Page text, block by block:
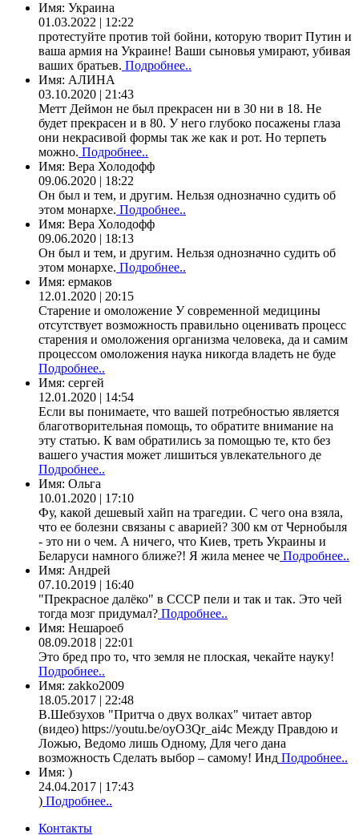
Имя: Украина
01.03.2022 | 12:22
протестуйте против той бойни, которую творит Путин и
ваша армия на Украине! Ваши сыновья умирают, убивая
ваших братьев. Подробнее..
Имя: АЛИНА
03.10.2020 | 21:43
Метт Деймон не был прекрасен ни в 30 ни в 18. Не
будет прекрасен и в 80. У него глубоко посажены глаза
они некрасивой формы так же как и рот. Но терпеть
можно. Подробнее..
Имя: Вера Холодофф
09.06.2020 | 18:22
Он был и тем, и другим. Нельзя однозначно судить об
этом монархе. Подробнее..
Имя: Вера Холодофф
09.06.2020 | 18:13
Он был и тем, и другим. Нельзя однозначно судить об
этом монархе. Подробнее..
Имя: ермаков
12.01.2020 | 20:15
Старение и омоложение У современной медицины
отсутствует возможность правильно оценивать процесс
старения и омоложения организма человека, да и самим
процессом омоложения наука никогда владеть не буде
Подробнее..
Имя: сергей
12.01.2020 | 14:54
Если вы понимаете, что вашей потребностью является
благотворительная помощь, то обратите внимание на
эту статью. К вам обратились за помощью те, кто без
вашего участия может лишиться увлекательного де
Подробнее..
Имя: Ольга
10.01.2020 | 17:10
Фу, какой дешевый хайп на трагедии. С чего она взяла,
что ее болезни связаны с аварией? 300 км от Чернобыля
- это ни о чем. А ничего, что Киев, треть Украины и
Беларуси намного ближе?! Я жила менее че Подробнее..
Имя: Андрей
07.10.2019 | 16:40
"Прекрасное далёко" в СССР пели и так и так. Это чей
тогда мозг придумал? Подробнее..
Имя: Нешароеб
08.09.2018 | 22:01
Это бред про то, что земля не плоская, чекайте науку!
Подробнее..
Имя: zakko2009
18.05.2017 | 22:48
В.Шебзухов "Притча о двух волках" читает автор
(видео) https://youtu.be/oyO3Qr_ai4c Между Правдою и
Ложью, Ведомо лишь Одному, Для чего дана
возможность Сделать выбор – самому! Инд Подробнее..
Имя: )
24.04.2017 | 17:43
) Подробнее..
Контакты